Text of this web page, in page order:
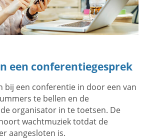
een conferentiegesprek
bij een conferentie in door een van
te bellen en de
organisator in te toetsen. De
wachtmuziek totdat de
aangesloten is.